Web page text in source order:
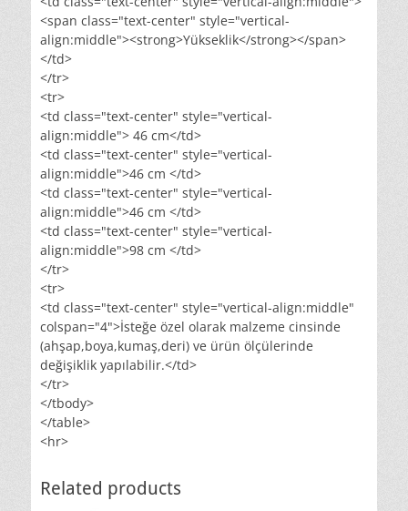
<span class="text-center" style="vertical-
align:middle"><strong>Yükseklik</strong></span>
</td>
</tr>
<tr>
<td class="text-center" style="vertical-
align:middle"> 46 cm</td>
<td class="text-center" style="vertical-
align:middle">46 cm </td>
<td class="text-center" style="vertical-
align:middle">46 cm </td>
<td class="text-center" style="vertical-
align:middle">98 cm </td>
</tr>
<tr>
<td class="text-center" style="vertical-align:middle"
colspan="4">İsteğe özel olarak malzeme cinsinde
(ahşap,boya,kumaş,deri) ve ürün ölçülerinde
değişiklik yapılabilir.</td>
</tr>
</tbody>
</table>
<hr>
Related products